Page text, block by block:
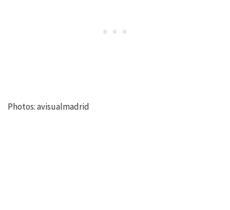
Photos: avisualmadrid